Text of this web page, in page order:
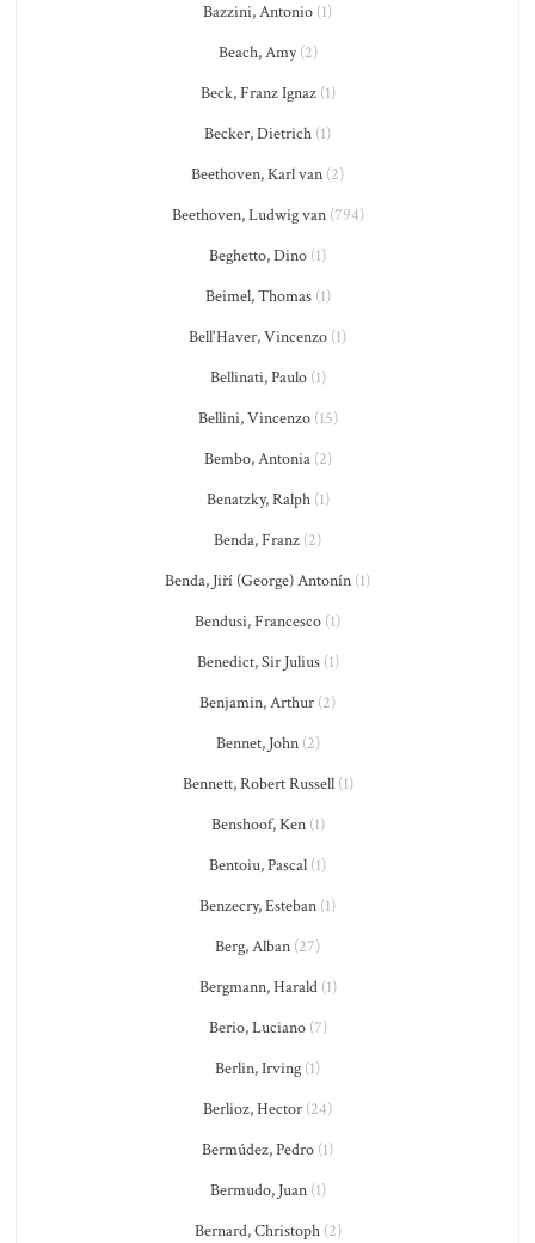
Bazzini, Antonio (1)
Beach, Amy(2)
Beck, Franz Ignaz(1)
Becker, Dietrich (1)
Beethoven, Karl van (2)
Beethoven, Ludwig van(794)
Beghetto, Dino (1)
Beimel, Thomas(1)
Bell'Haver, Vincenzo (1)
Bellinati, Paulo(1)
Bellini, Vincenzo(15)
Bembo, Antonia(2)
Benatzky, Ralph(1)
Benda, Franz (2)
Benda, Jiří (George) Antonín (1)
Bendusi, Francesco (1)
Benedict, Sir Julius(1)
Benjamin, Arthur (2)
Bennet, John(2)
Bennett, Robert Russell(1)
Benshoof, Ken(1)
Bentoiu, Pascal (1)
Benzecry, Esteban (1)
Berg, Alban (27)
Bergmann, Harald(1)
Berio, Luciano(7)
Berlin, Irving (1)
Berlioz, Hector (24)
Bermúdez, Pedro (1)
Bermudo, Juan(1)
Bernard, Christoph(2)